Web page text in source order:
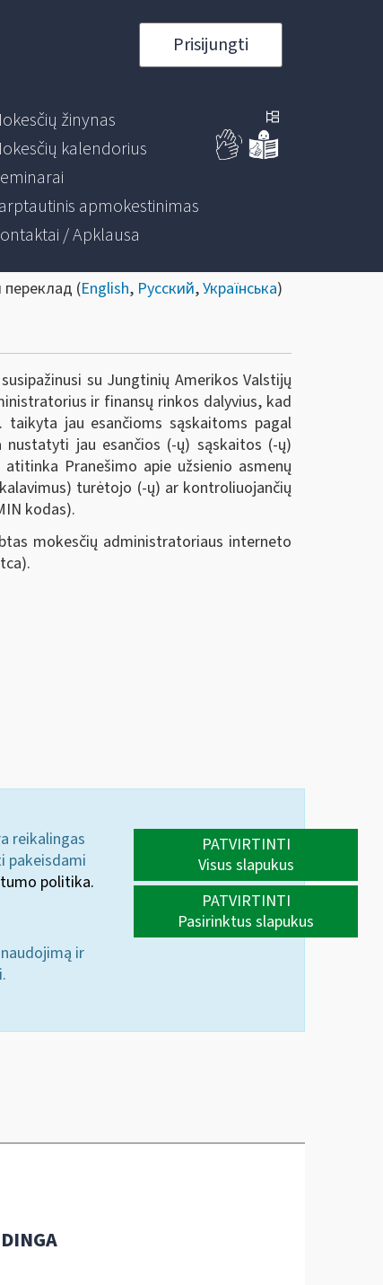
Prisijungti
žinynas
kalendorius
apmokestinimas
/ Apklausa
(English, Русский,Українська)
su Jungtinių Amerikos Valstijų
ir finansų rinkos dalyvius, kad
jau esančioms sąskaitoms pagal
nustatyti jau esančios (-ų) sąskaitos (-ų)
Pranešimo apie užsienio asmenų
turėtojo (-ų) ar kontroliuojančių
kodas).
mokesčių administratoriaus interneto
reikalingas
pakeisdami
politika.
ir
PATVIRTINTI
Visus slapukus
PATVIRTINTI
Pasirinktus slapukus